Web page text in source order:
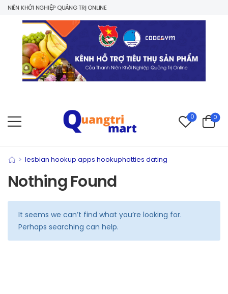
KHỞI NGHIỆP QUẢNG TRỊ ONLINE
0 0
> lesbian hookup apps hookuphotties dating
Nothing Found
It seems we can’t find what you’re looking for.
Perhaps searching can help.